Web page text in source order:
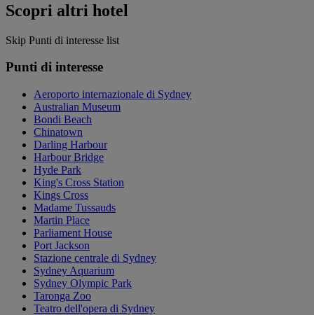
Scopri altri hotel
Skip Punti di interesse list
Punti di interesse
Aeroporto internazionale di Sydney
Australian Museum
Bondi Beach
Chinatown
Darling Harbour
Harbour Bridge
Hyde Park
King's Cross Station
Kings Cross
Madame Tussauds
Martin Place
Parliament House
Port Jackson
Stazione centrale di Sydney
Sydney Aquarium
Sydney Olympic Park
Taronga Zoo
Teatro dell'opera di Sydney